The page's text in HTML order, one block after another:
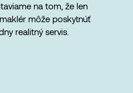
na tom, že len
môže poskytnúť
realitný servis.